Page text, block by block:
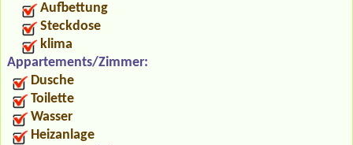
Aufbettung
Steckdose
klima
Appartements/Zimmer:
Dusche
Toilette
Wasser
Heizanlage